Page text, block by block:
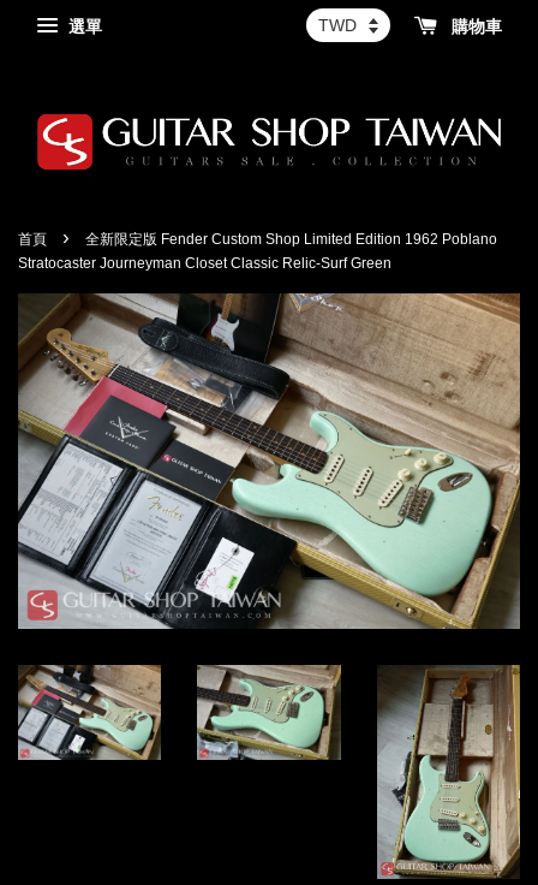
選單 購物車
首頁 ›
全新限定版 Fender Custom Shop Limited Edition 1962 Poblano
Stratocaster Journeyman Closet Classic Relic-Surf Green